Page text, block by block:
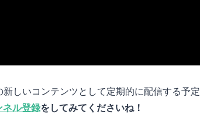
しいコンテンツとして定期的に配信する予定
ネル登録をしてみてくださいね！